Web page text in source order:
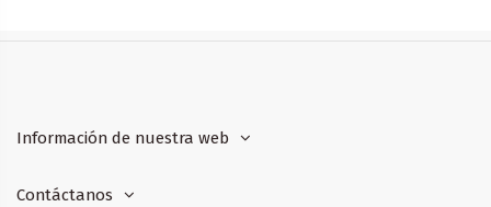
Información de nuestra web
Contáctanos